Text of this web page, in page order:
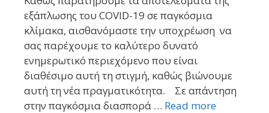
εξάπλωσης του COVID-19 σε παγκόσμια
κλίμακα, αισθανόμαστε την υποχρέωση να
σας παρέχουμε το καλύτερο δυνατό
ενημερωτικό περιεχόμενο που είναι
διαθέσιμο αυτή τη στιγμή, καθώς βιώνουμε
αυτή τη νέα πραγματικότητα. Σε απάντηση
στην παγκόσμια διασπορά … Read more